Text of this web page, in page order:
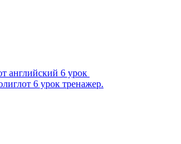
английский 6 урок
6 урок тренажер.